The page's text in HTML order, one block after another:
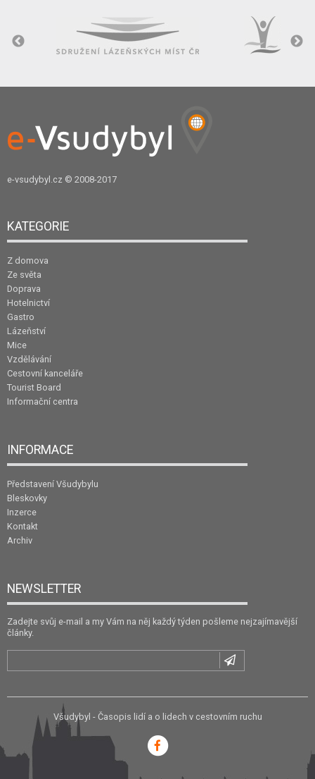
e-vsudybyl.cz © 2008-2017
KATEGORIE
Z domova
Ze světa
Doprava
Hotelnictví
Gastro
Lázeňství
Mice
Vzdělávání
Cestovní kanceláře
Tourist Board
Informační centra
INFORMACE
Představení Všudybylu
Bleskovky
Inzerce
Kontakt
Archiv
NEWSLETTER
Zadejte svůj e-mail a my Vám na něj každý týden pošleme nejzajímavější
články.
Všudybyl - Časopis lidí a o lidech v cestovním ruchu